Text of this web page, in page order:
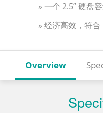
» 一个 2.5” 硬盘
» 经济高效，符
Overview